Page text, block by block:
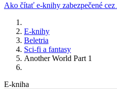
Ako čítať e-knihy zabezpečené
E-knihy
Beletria
Sci-fi a fantasy
Another World Part 1
E-kniha